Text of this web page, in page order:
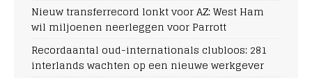
Nieuw transferrecord lonkt voor AZ: West Ham
wil miljoenen neerleggen voor Parrott
Recordaantal oud-internationals clubloos: 281
interlands wachten op een nieuwe werkgever